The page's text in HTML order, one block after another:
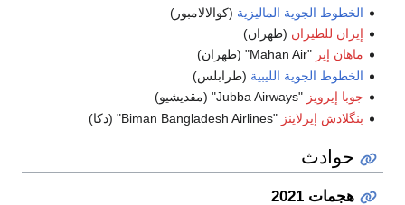
الخطوط الجوية الماليزية (كوالالامبور)
إيران للطيران (طهران)
ماهان إير "Mahan Air" (طهران)
الخطوط الجوية الليبية (طرابلس)
جوبا إيرويز "Jubba Airways" (مقديشيو)
بنگلادش إيرلاينز "Biman Bangladesh Airlines" (دكا)
حوادث
هجمات 2021